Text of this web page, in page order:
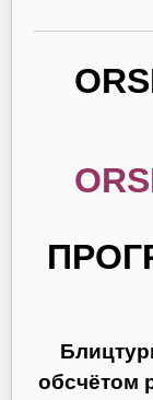
обсчётом